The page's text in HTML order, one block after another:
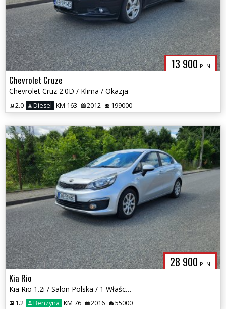
13 900 PLN
Chevrolet Cruze
Chevrolet Cruz 2.0D / Klima / Okazja
2.0 Diesel KM 163 2012 199000
28 900 PLN
Kia Rio
Kia Rio 1.2i / Salon Polska / 1 Właściciel / 2 kpl kół / Tylko 55 tys
1.2 Benzyna KM 76 2016 55000